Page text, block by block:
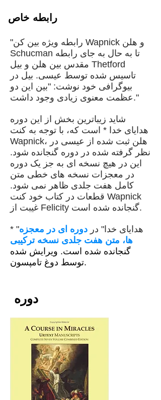
رابطه خاص
"رابطه ویژه بین کن Wapnick و هلن
Schucman تا به حال به جای رابطه
مقدس بین هلن و بیل Thetford
تاسیس شده توسط عیسی. بیل در
بیوگرافی خود نوشت: "بین این دو
عظمت معنوی زیادی وجود داشت."
شاید زیباترین بخش از این دوره
هدایای خدا * است که، با توجه به کنت
Wapnick، هلن ثبت شده از عیسی در
نظر گرفته شده در دوره گنجانده شود.
این در هیچ نسخه ای به جز یک دوره
در معجزات نسخه های خطی متن
کامل هفت جلدی ظاهر نمی شود.
قطعات در کتاب خود کنت Wapnick
غیبت از Felicity گنجانده شده است.
* "هدایای خدا" در دوره ای در معجزه
ها، متن هفت جلدی نسخه ترکیبی
گنجانده شده است. ویرایش شده
توسط دوغ تامپسون.
دوره